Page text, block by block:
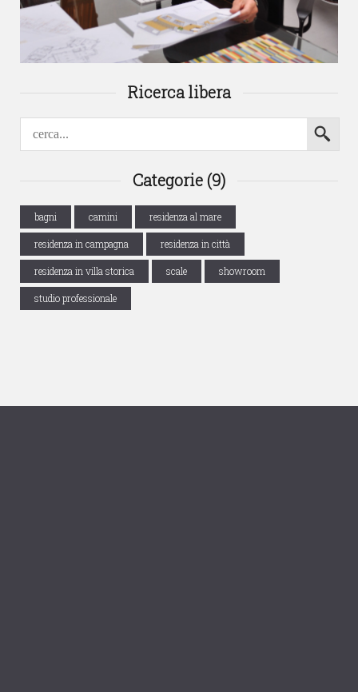
Ricerca libera
Categorie (9)
bagni camini residenza al mare
residenza in campagna residenza in città
residenza in villa storica scale showroom
studio professionale